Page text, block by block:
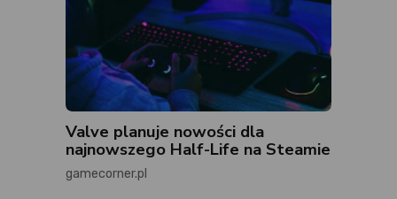
Valve planuje nowości dla
najnowszego Half-Life na Steamie
gamecorner.pl